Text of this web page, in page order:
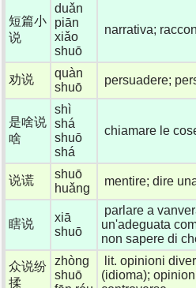
短篇小
说
duǎn
piān
xiǎo
shuō
narrativa;
劝说
quàn
shuō
persuadere;
是啥说
啥
shì
shá
shuō
shá
chiamare le
说谎
shuō
huǎng
mentire; dire
瞎说
xiā
shuō
parlare a
un'adeguata
non sapere di
众说纷
揉
zhòng
shuō
lit. opinioni
(idioma);